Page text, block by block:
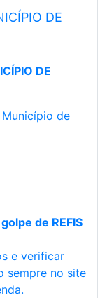
DE
DE
de
de REFIS
e verificar
sempre no site